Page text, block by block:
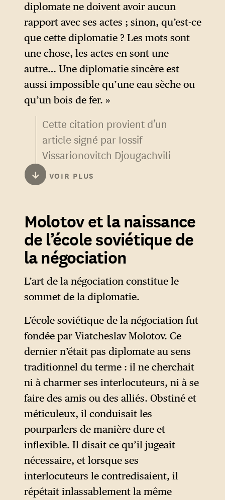
diplomate ne doivent avoir aucun
rapport avec ses actes ; sinon, qu’est-ce
que cette diplomatie ? Les mots sont
une chose, les actes en sont une
autre… Une diplomatie sincère est
aussi impossible qu’une eau sèche ou
qu’un bois de fer. »
Cette citation provient d’un
article signé par Iossif
Vissarionovitch Djougachvili
publié dans le numéro 30,
daté du 12 (25) janvier 1913 du
(Social-Démocrate) et figure
également dans les œuvres
complètes de Staline 3 .
Le tyran rouge y attaque la
diplomatie bourgeoise et son
double discours : « Lorsque
les diplomates bourgeois se
préparent à la guerre, ils se
mettent à clamer haut et fort
la paix et les relations
amicales. Si un ministre des
Affaires étrangères commence
à se crucifier pour une
‘conférence de paix’, sachez
que son gouvernement a déjà
passé commande de
nouveaux cuirassés et
monoplans. »
↓ VOIR PLUS
Molotov et la naissance
de l’école soviétique de
la négociation
L’art de la négociation constitue le
sommet de la diplomatie.
L’école soviétique de la négociation fut
fondée par Viatcheslav Molotov. Ce
dernier n’était pas diplomate au sens
traditionnel du terme : il ne cherchait
ni à charmer ses interlocuteurs, ni à se
faire des amis ou des alliés. Obstiné et
méticuleux, il conduisait les
pourparlers de manière dure et
inflexible. Il disait ce qu’il jugeait
nécessaire, et lorsque ses
interlocuteurs le contredisaient, il
répétait inlassablement la même